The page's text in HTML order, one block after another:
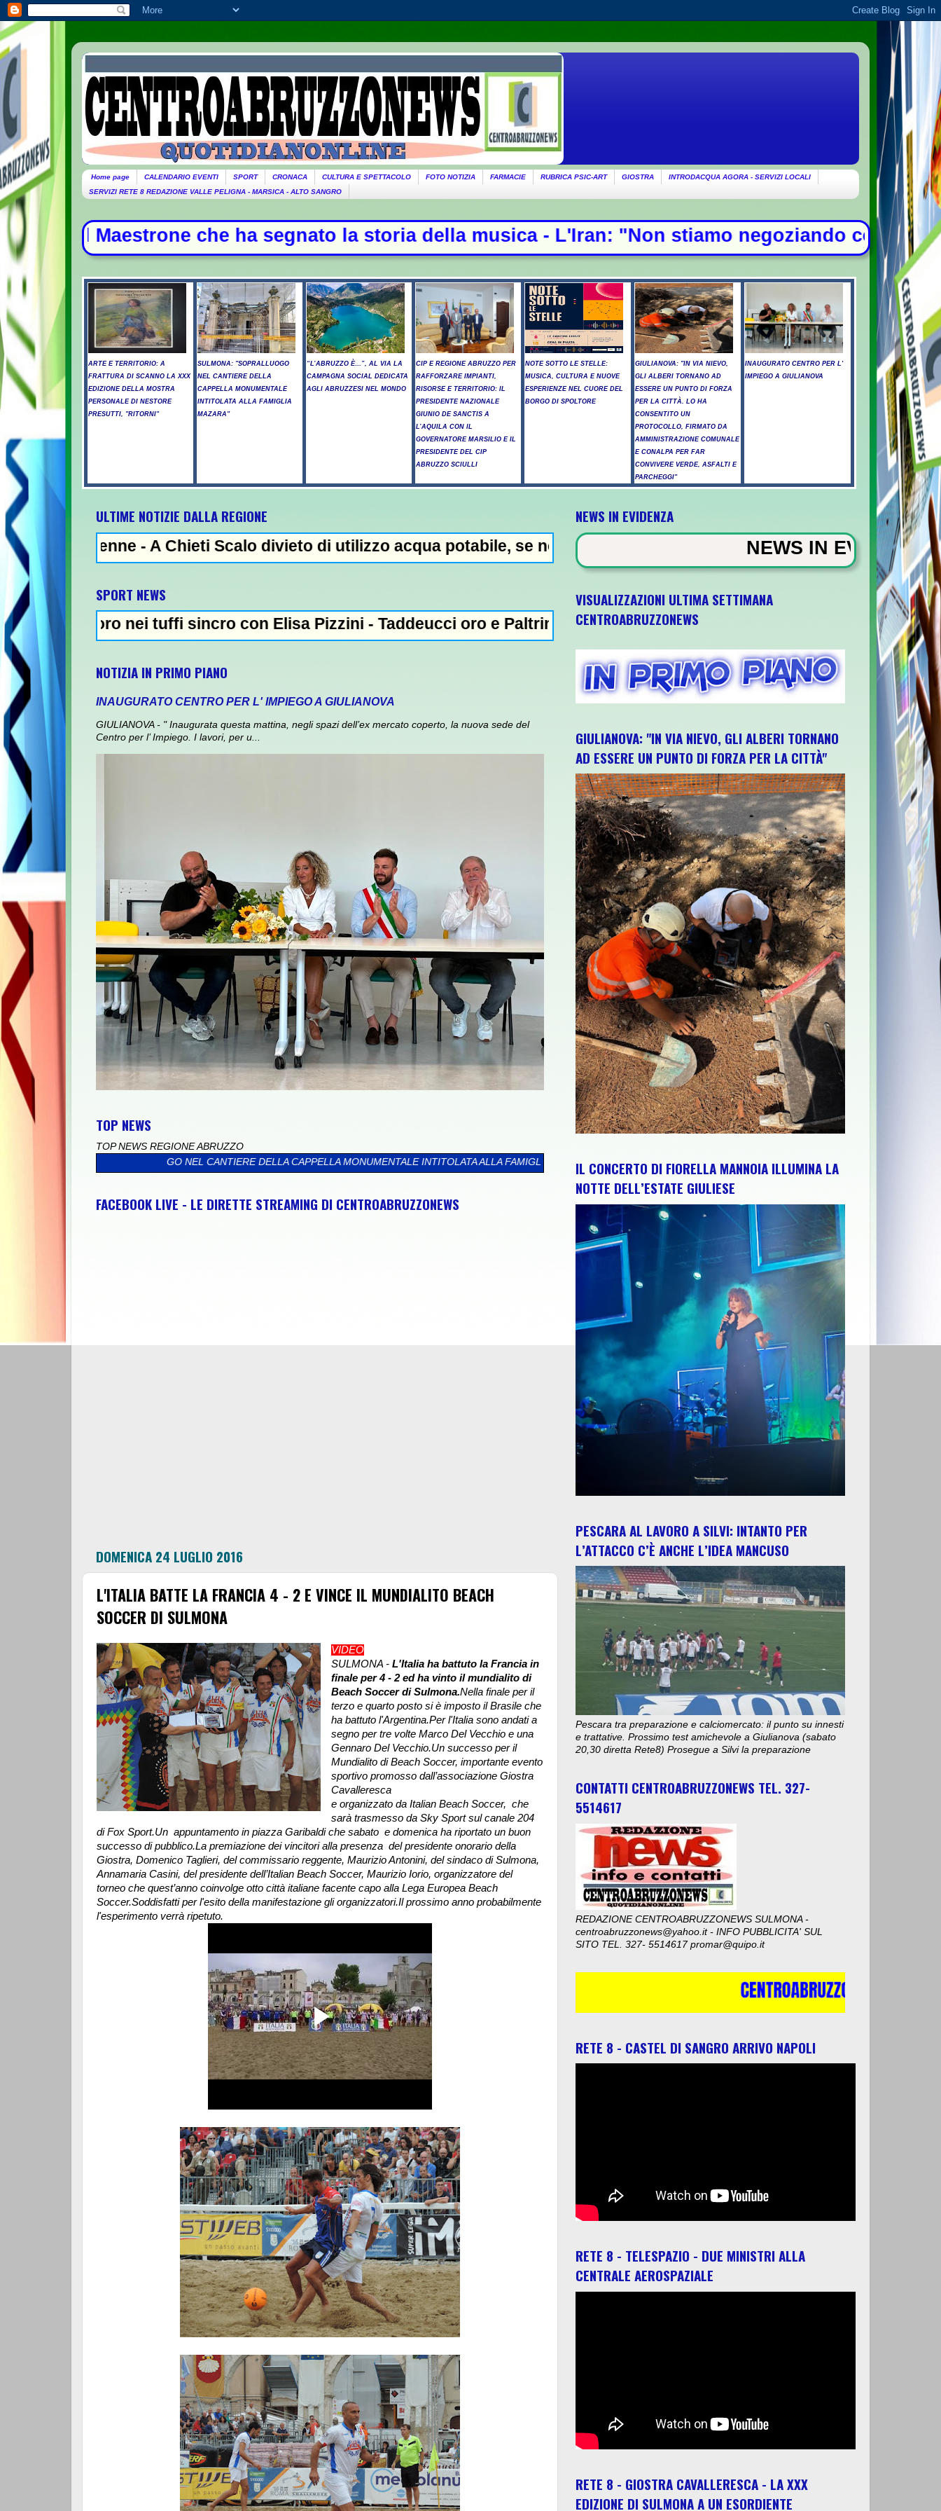
Home page CALENDARIO EVENTI SPORT CRONACA CULTURA E SPETTACOLO FOTO NOTIZIA FARMACIE RUBRICA PSIC-ART GIOSTRA
INTRODACQUA AGORA - SERVIZI LOCALI
SERVIZI RETE 8 REDAZIONE VALLE PELIGNA - MARSICA - ALTO SANGRO
che ha segnato la storia della musica - L'Iran: "Non stiamo negoziando con gli Usa su
ARTE E TERRITORIO: A
FRATTURA DI SCANNO LA XXX
EDIZIONE DELLA MOSTRA
PERSONALE DI NESTORE
PRESUTTI, "RITORNI"
SULMONA: "SOPRALLUOGO
NEL CANTIERE DELLA
CAPPELLA MONUMENTALE
INTITOLATA ALLA FAMIGLIA
MAZARA"
“L’ABRUZZO È…”, AL VIA LA
CAMPAGNA SOCIAL DEDICATA
AGLI ABRUZZESI NEL MONDO
CIP E REGIONE ABRUZZO PER
RAFFORZARE IMPIANTI,
RISORSE E TERRITORIO: IL
PRESIDENTE NAZIONALE
GIUNIO DE SANCTIS A
L’AQUILA CON IL
GOVERNATORE MARSILIO E IL
PRESIDENTE DEL CIP
ABRUZZO SCIULLI
NOTE SOTTO LE STELLE:
MUSICA, CULTURA E NUOVE
ESPERIENZE NEL CUORE DEL
BORGO DI SPOLTORE
GIULIANOVA: "IN VIA NIEVO,
GLI ALBERI TORNANO AD
ESSERE UN PUNTO DI FORZA
PER LA CITTÀ. LO HA
CONSENTITO UN
PROTOCOLLO, FIRMATO DA
AMMINISTRAZIONE COMUNALE
E CONALPA PER FAR
CONVIVERE VERDE, ASFALTI E
PARCHEGGI"
INAUGURATO CENTRO PER L'
IMPIEGO A GIULIANOVA
ULTIME NOTIZIE DALLA REGIONE
- A Chieti Scalo divieto di utilizzo acqua potabile, se non bollita - Abuso di alcol fuori dalla discoteca, minorenni
SPORT NEWS
nei tuffi sincro con Elisa Pizzini - Taddeucci oro e Paltrinieri bronzo nella 5 km: "Ora ci divertiamo in staffetta"- L'Italia
NOTIZIA IN PRIMO PIANO
INAUGURATO CENTRO PER L' IMPIEGO A GIULIANOVA
GIULIANOVA - " Inaugurata questa mattina, negli spazi dell’ex mercato coperto, la nuova sede del
Centro per l’ Impiego. I lavori, per u...
TOP NEWS
TOP NEWS REGIONE ABRUZZO
NEL CANTIERE DELLA CAPPELLA MONUMENTALE INTITOLATA ALLA FAMIGLIA MAZARA" >> “L’ABRUZZO È…”, AL VIA LA CAMPAGNA SOCIAL DEDICATA AGLI ABRUZZESI NEL MONDO
FACEBOOK LIVE - LE DIRETTE STREAMING DI CENTROABRUZZONEWS
DOMENICA 24 LUGLIO 2016
L'ITALIA BATTE LA FRANCIA 4 - 2 E VINCE IL MUNDIALITO BEACH
SOCCER DI SULMONA
VIDEO
SULMONA -L'Italia ha battuto la Francia in
finale per 4 - 2 ed ha vinto il mundialito di
Beach Soccer di Sulmona.Nella finale per il
terzo e quarto posto si è imposto il Brasile che
ha battuto l'Argentina.Per l'Italia sono andati a
segno per tre volte Marco Del Vecchio e una
Gennaro Del Vecchio.Un successo per il
Mundialito di Beach Soccer, importante evento
sportivo promosso dall’associazione Giostra
Cavalleresca
e organizzato da Italian Beach Soccer, che
sarà trasmesso da Sky Sport sul canale 204
di Fox Sport.Un appuntamento in piazza Garibaldi che sabato e domenica ha riportato un buon
successo di pubblico.La premiazione dei vincitori alla presenza del presidente onorario della
Giostra, Domenico Taglieri, del commissario reggente, Maurizio Antonini, del sindaco di Sulmona,
Annamaria Casini, del presidente dell’Italian Beach Soccer, Maurizio Iorio, organizzatore del
torneo che quest’anno coinvolge otto città italiane facente capo alla Lega Europea Beach
Soccer.Soddisfatti per l'esito della manifestazione gli organizzatori.Il prossimo anno probabilmente
l'esperimento verrà ripetuto.
NEWS IN EVIDENZA
NEWS IN EVIDENZA - Arresto
VISUALIZZAZIONI ULTIMA SETTIMANA
CENTROABRUZZONEWS
GIULIANOVA: "IN VIA NIEVO, GLI ALBERI TORNANO
AD ESSERE UN PUNTO DI FORZA PER LA CITTÀ"
IL CONCERTO DI FIORELLA MANNOIA ILLUMINA LA
NOTTE DELL’ESTATE GIULIESE
PESCARA AL LAVORO A SILVI: INTANTO PER
L’ATTACCO C’È ANCHE L’IDEA MANCUSO
Pescara tra preparazione e calciomercato: il punto su innesti
e trattative. Prossimo test amichevole a Giulianova (sabato
20,30 diretta Rete8) Prosegue a Silvi la preparazione
CONTATTI CENTROABRUZZONEWS TEL. 327-
5514617
REDAZIONE CENTROABRUZZONEWS SULMONA -
centroabruzzonews@yahoo.it - INFO PUBBLICITA' SUL
SITO TEL. 327- 5514617 promar@quipo.it
RETE 8 - CASTEL DI SANGRO ARRIVO NAPOLI
RETE 8 - TELESPAZIO - DUE MINISTRI ALLA
CENTRALE AEROSPAZIALE
RETE 8 - GIOSTRA CAVALLERESCA - LA XXX
EDIZIONE DI SULMONA A UN ESORDIENTE